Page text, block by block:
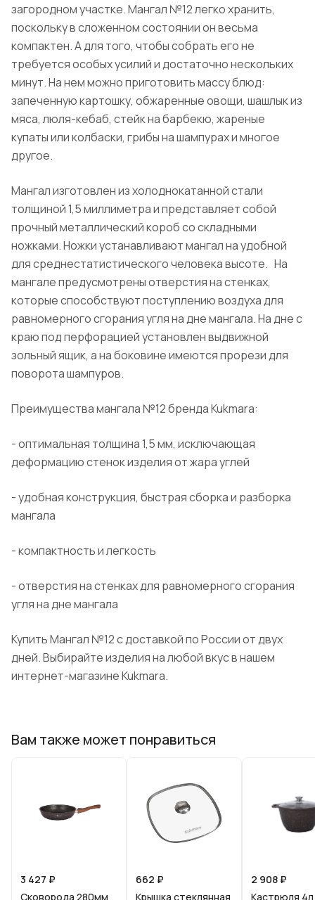
загородном участке. Мангал №12 легко хранить,
поскольку в сложенном состоянии он весьма
компактен. А для того, чтобы собрать его не
требуется особых усилий и достаточно нескольких
минут. На нем можно приготовить массу блюд:
запеченную картошку, обжаренные овощи, шашлык из
мяса, люля-кебаб, стейк на барбекю, жареные
купаты или колбаски, грибы на шампурах и многое
другое.
Мангал изготовлен из холоднокатанной стали
толщиной 1,5 миллиметра и представляет собой
прочный металлический короб со складными
ножками. Ножки устанавливают мангал на удобной
для среднестатистического человека высоте. На
мангале предусмотрены отверстия на стенках,
которые способствуют поступлению воздуха для
равномерного сгорания угля на дне мангала. На дне с
краю под перфорацией установлен выдвижной
зольный ящик, а на боковине имеются прорези для
поворота шампуров.
Преимущества мангала №12 бренда Kukmara:
- оптимальная толщина 1,5 мм, исключающая
деформацию стенок изделия от жара углей
- удобная конструкция, быстрая сборка и разборка
мангала
- компактность и легкость
- отверстия на стенках для равномерного сгорания
угля на дне мангала
Купить Мангал №12 с доставкой по России от двух
дней. Выбирайте изделия на любой вкус в нашем
интернет-магазине Kukmara.
Вам также может понравиться
3 427 ₽
Сковорода 280мм
662 ₽
Крышка стеклянная
2 908 ₽
Кастрюля 4л